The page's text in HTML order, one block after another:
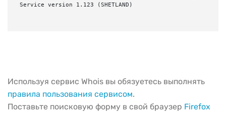
Service version 1.123 (SHETLAND)
Используя сервис Whois вы обязуетесь выполнять
правила пользования сервисом.
Поставьте поисковую форму в свой браузер Firefox